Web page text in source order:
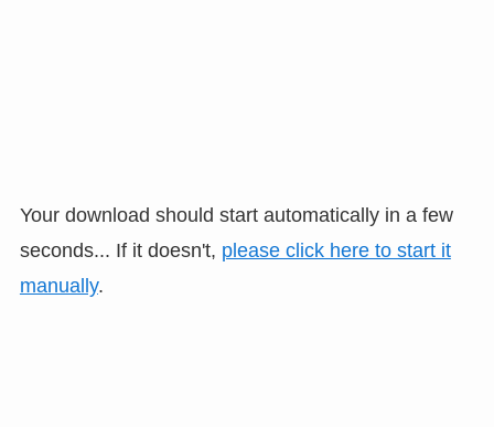
Your download should start automatically in a few
seconds... If it doesn't, please click here to start it
manually.